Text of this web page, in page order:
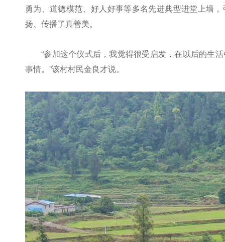
勇为、道德模范、好人好事等多名先进典型进堂上墙
扬、传播了真善美。
“参加这个仪式后，我觉得很受启发，在以后的生
事情。”该村村民金良才说。